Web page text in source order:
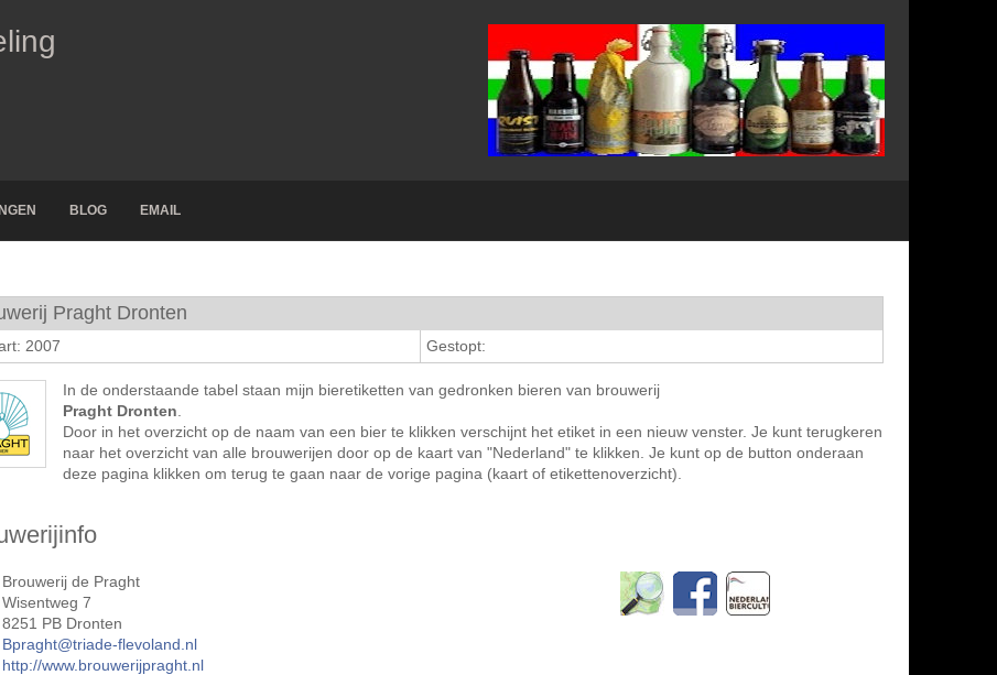
BLOG EMAIL
Praght Dronten
2007 Gestopt:
In de onderstaande tabel staan mijn bieretiketten van gedronken bieren van brouwerij
Praght Dronten
Door in het overzicht op de naam van een bier te klikken verschijnt het etiket in een nieuw venster. Je kunt terugkeren
naar het overzicht van alle brouwerijen door op de kaart van "Nederland" te klikken. Je kunt op de button onderaan
deze pagina klikken om terug te gaan naar de vorige pagina (kaart of etikettenoverzicht).
Brouwerij de Praght
Wisentweg 7
8251 PB Dronten
Bpraght@triade-flevoland.nl
http://www.brouwerijpraght.nl